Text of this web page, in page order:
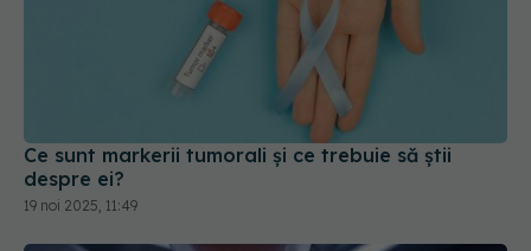
Ce sunt markerii tumorali și ce trebuie să știi
despre ei?
19 noi 2025, 11:49